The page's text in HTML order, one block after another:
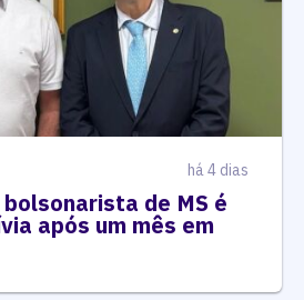
há 4 dias
de MS é
após um mês em